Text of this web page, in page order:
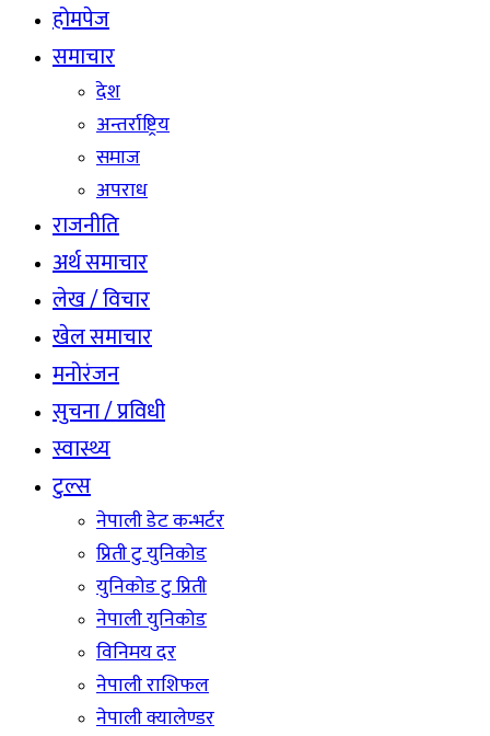
होमपेज
समाचार
देश
अन्तर्राष्ट्रिय
समाज
अपराध
राजनीति
अर्थ समाचार
लेख / विचार
खेल समाचार
मनोरंजन
सुचना / प्रविधी
स्वास्थ्य
टुल्स
नेपाली डेट कन्भर्टर
प्रिती टु युनिकोड
युनिकोड टु प्रिती
नेपाली युनिकोड
विनिमय दर
नेपाली राशिफल
नेपाली क्यालेण्डर